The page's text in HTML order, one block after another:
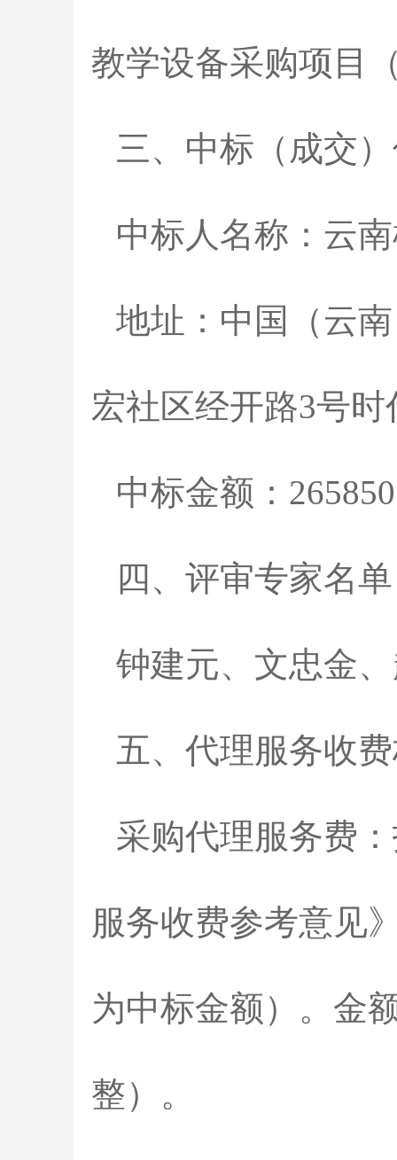
教学设备采购项目
三、中标（成交
中标人名称：云
地址：中国（云
宏社区经开路3号
中标金额：
四、评审专家名
钟建元、文忠金
五、代理服务收
采购代理服务费
服务收费参考意见
为中标金额）。金
整）。